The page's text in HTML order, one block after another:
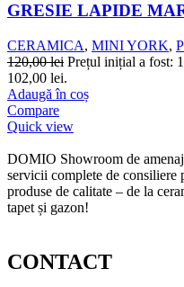
GRESIE LAPIDE
CERAMICA, MINI YORK,
120,00lei Prețul inițial a fost:
102,00 lei.
Adaugă în coș
Compare
Quick view
DOMIO Showroom de
servicii complete de consiliere
produse de calitate – de la
tapet și gazon!
CONTACT